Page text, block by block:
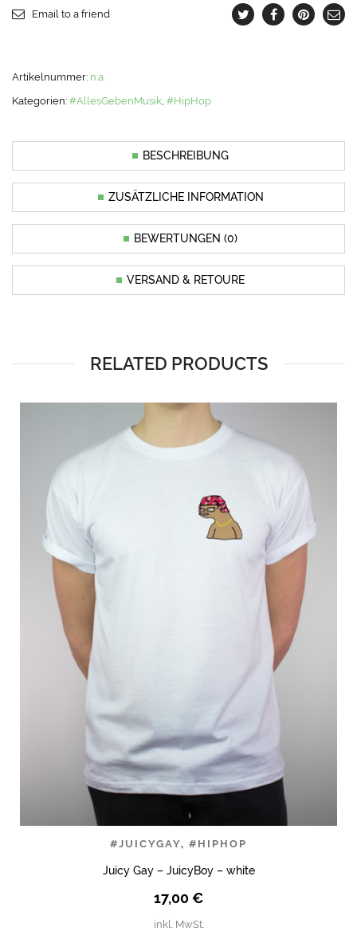
Email to a friend
Artikelnummer: n.a.
Kategorien: #AllesGebenMusik, #HipHop
BESCHREIBUNG
ZUSÄTZLICHE INFORMATION
BEWERTUNGEN (0)
VERSAND & RETOURE
RELATED PRODUCTS
#JUICYGAY, #HIPHOP
Juicy Gay – JuicyBoy – white
17,00€
inkl. MwSt.